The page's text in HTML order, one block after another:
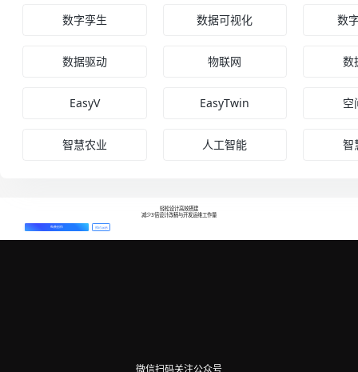
数字孪生 数据可视化 数
数据驱动 物联网 数
EasyV EasyTwin 空
智慧农业 人工智能 智
轻松设计高效搭建
减少3倍设计改稿与开发运维工作量
免费创作 预约演示
微信扫码关注公众号